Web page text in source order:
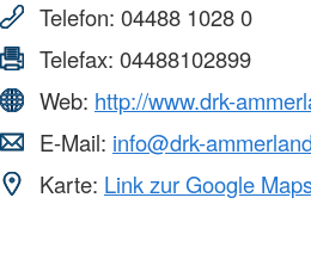
Telefon: 04488 1028 0
Telefax: 04488102899
Web: http://www.drk-
E-Mail: info@drk-
Karte: Link zur Google